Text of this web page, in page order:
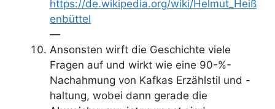
https://de.wikipedia.org/wiki/Helmut_Heiß
enbüttel
—
Ansonsten wirft die Geschichte viele
Fragen auf und wirkt wie eine 90-%-
Nachahmung von Kafkas Erzählstil und -
haltung, wobei dann gerade die